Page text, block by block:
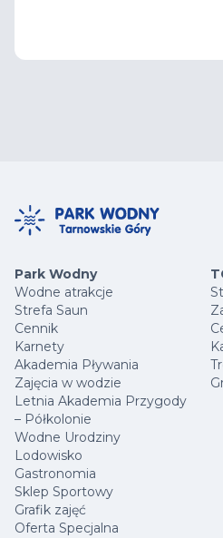
Park Wodny
Wodne atrakcje
Strefa Saun
Cennik
Karnety
Akademia Pływania
Zajęcia w wodzie
Letnia Akademia Przygody
– Półkolonie
Wodne Urodziny
Lodowisko
Gastronomia
Sklep Sportowy
Grafik zajęć
Oferta Specjalna